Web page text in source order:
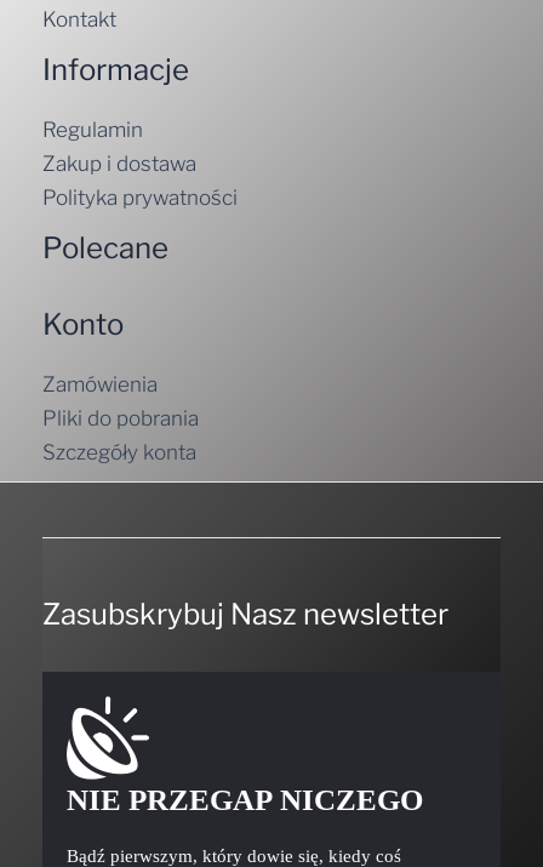
Kontakt
Informacje
Regulamin
Zakup i dostawa
Polityka prywatności
Polecane
Konto
Zamówienia
Pliki do pobrania
Szczegóły konta
Zasubskrybuj Nasz newsletter
NIE PRZEGAP NICZEGO
Bądź pierwszym, który dowie się, kiedy coś